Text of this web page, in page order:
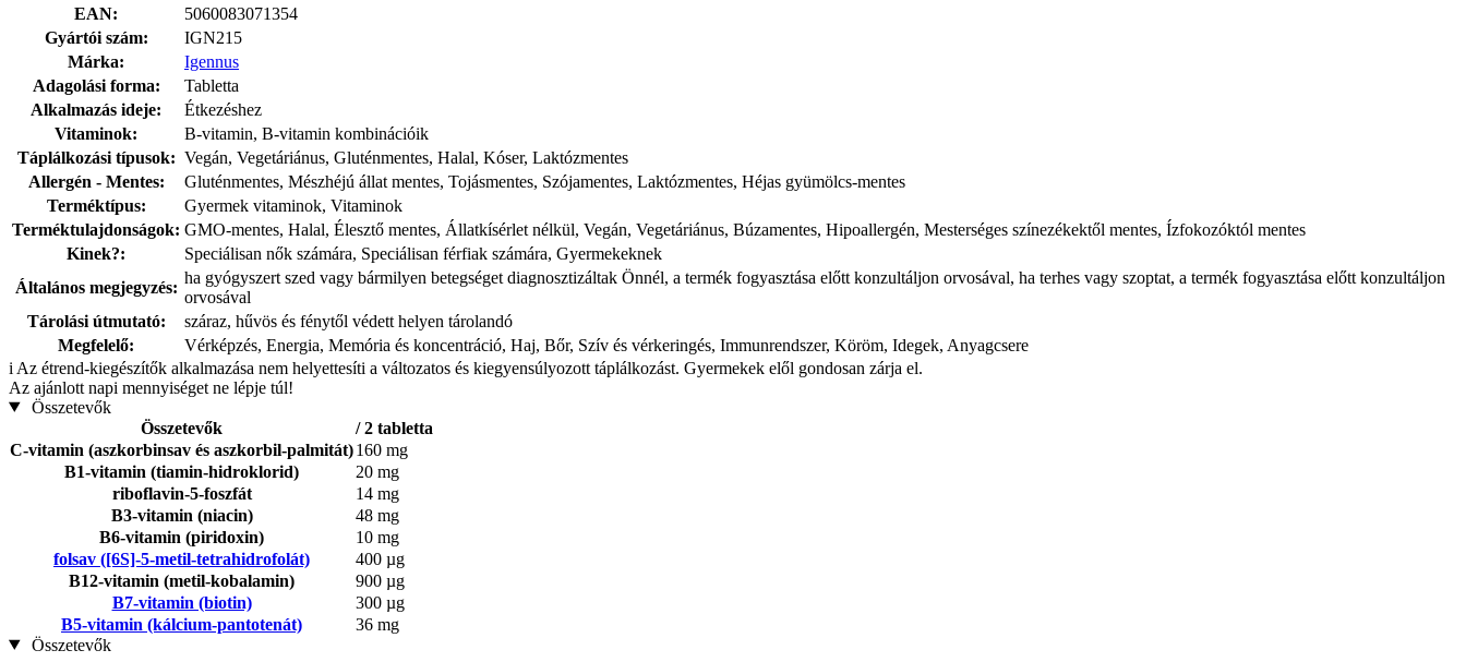
EAN:
5060083071354
Gyártói szám:
IGN215
Márka:
Igennus
Adagolási forma:
Tabletta
Alkalmazás ideje:
Étkezéshez
Vitaminok:
B-vitamin, B-vitamin kombinációik
Táplálkozási típusok: Vegán, Vegetáriánus, Gluténmentes, Halal, Kóser, Laktózmentes
Allergén - Mentes:
Gluténmentes, Mészhéjú állat mentes, Tojásmentes, Szójamentes, Laktózmentes, Héjas gyümölcs-mentes
Terméktípus:
Gyermek vitaminok, Vitaminok
Terméktulajdonságok: GMO-mentes, Halal, Élesztő mentes, Állatkísérlet nélkül, Vegán, Vegetáriánus, Búzamentes, Hipoallergén, Mesterséges színezékektől mentes, Ízfokozóktól mentes
Kinek?:
Speciálisan nők számára, Speciálisan férfiak számára, Gyermekeknek
Általános megjegyzés:
ha gyógyszert szed vagy bármilyen betegséget diagnosztizáltak Önnél, a termék fogyasztása előtt konzultáljon orvosával, ha terhes vagy szoptat, a termék fogyasztása előtt konzultáljon
orvosával
Tárolási útmutató:
száraz, hűvös és fénytől védett helyen tárolandó
Megfelelő:
Vérképzés, Energia, Memória és koncentráció, Haj, Bőr, Szív és vérkeringés, Immunrendszer, Köröm, Idegek, Anyagcsere
i Az étrend-kiegészítők alkalmazása nem helyettesíti a változatos és kiegyensúlyozott táplálkozást. Gyermekek elől gondosan zárja el.
Az ajánlott napi mennyiséget ne lépje túl!
Összetevők
Összetevők
/ 2 tabletta
C-vitamin (aszkorbinsav és aszkorbil-palmitát)160 mg
B1-vitamin (tiamin-hidroklorid)
20 mg
riboflavin-5-foszfát
14 mg
B3-vitamin (niacin)
48 mg
B6-vitamin (piridoxin)
10 mg
folsav ([6S]-5-metil-tetrahidrofolát)
400 µg
B12-vitamin (metil-kobalamin)
900 µg
B7-vitamin (biotin)
300 µg
B5-vitamin (kálcium-pantotenát)
36 mg
Összetevők